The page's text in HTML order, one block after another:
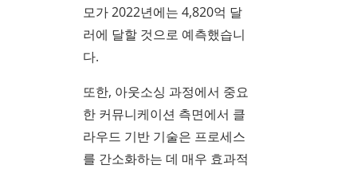
모가 2022년에는 4,820억 달
러에 달할 것으로 예측했습니
다.
또한, 아웃소싱 과정에서 중요
한 커뮤니케이션 측면에서 클
라우드 기반 기술은 프로세스
를 간소화하는 데 매우 효과적